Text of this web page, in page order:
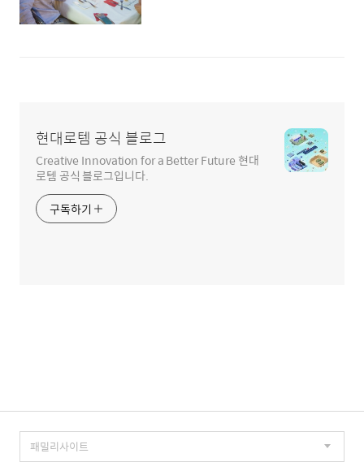
현대로템 공식 블로그
Creative Innovation for a Better Future 현대
로템 공식 블로그입니다.
구독하기